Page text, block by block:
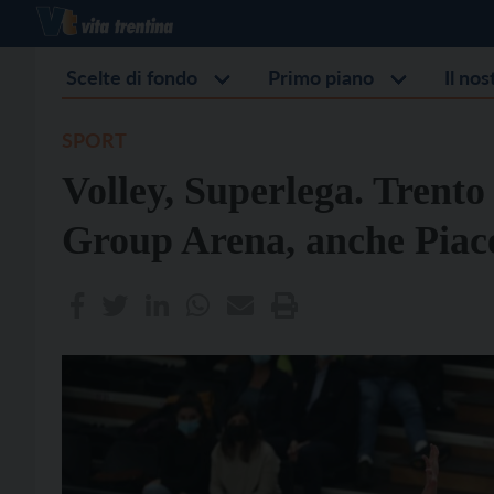
Scelte di fondo Primo piano Il
Volley, Superlega.
Group Arena, anche